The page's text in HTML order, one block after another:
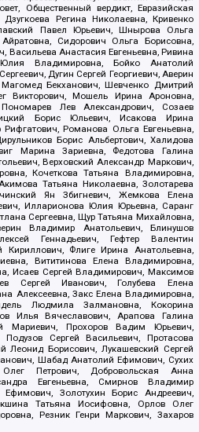
Общественный вердикт, Евразийская
Регина Николаевна, Кривенко
Павел Юрьевич, Шнырова Ольга
Сидорович Ольга Борисовна,
Васильева Анастасия Евгеньевна, Ривина
Владимировна, Бойко Анатолий
Дугин Сергей Георгиевич, Аверин
Магомед Бекханович, Шевченко Дмитрий
Викторович, Мошель Ирина Ароновна,
Лев Александрович, Созаев
Борис Юльевич, Исакова Ирина
Романова Ольга Евгеньевна,
Борис Альбертович, Халидова
Марина Зариевна, Федотова Галина
Верховский Александр Маркович,
Кочеткова Татьяна Владимировна,
Татьяна Николаевна, Золотарева
Ян Збигневич, Жемкова Елена
Илларионова Юлия Юрьевна, Саранг
Сергеевна, Щур Татьяна Михайловна,
Владимир Анатольевич, Блинушов
Геннадьевич, Гефтер Валентин
Флиге Ирина Анатольевна,
Вититинова Елена Владимировна,
Исаев Сергей Владимирович, Максимов
Сергей Иванович, Голубева Елена
Алексеевна, Закс Елена Владимировна,
Людмила Залмановна, Кокорина
Илья Вячеславович, Арапова Галина
Мариевич, Прохоров Вадим Юрьевич,
Сергей Васильевич, Протасова
Леонид Борисович, Лукашевский Сергей
Шабад Анатолий Ефимович, Сухих
Петрович, Добровольская Анна
Евгеньевна, Смирнов Владимир
Золотухин Борис Андреевич,
Татьяна Иосифовна, Орлов Олег
Резник Генри Маркович, Захаров